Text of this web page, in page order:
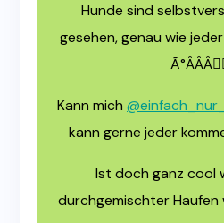
Hunde sind
gesehen, genau wie
Kann mich
kann gerne jeder
Ist doch ganz cool
durchgemischter Haufen